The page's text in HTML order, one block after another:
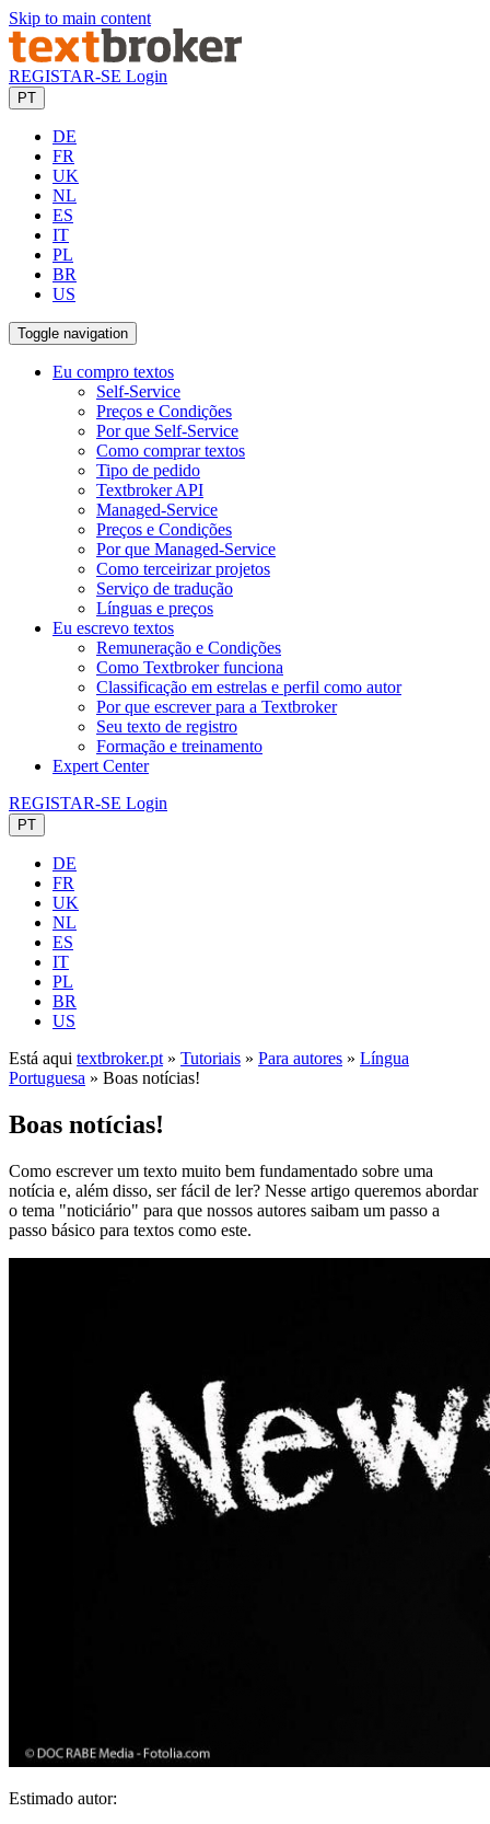
Skip to main content
REGISTAR-SE Login
PT
DE
FR
UK
NL
ES
IT
PL
BR
US
Toggle navigation
Eu compro textos
Self-Service
Preços e Condições
Por que Self-Service
Como comprar textos
Tipo de pedido
Textbroker API
Managed-Service
Preços e Condições
Por que Managed-Service
Como terceirizar projetos
Serviço de tradução
Línguas e preços
Eu escrevo textos
Remuneração e Condições
Como Textbroker funciona
Classificação em estrelas e perfil como autor
Por que escrever para a Textbroker
Seu texto de registro
Formação e treinamento
Expert Center
REGISTAR-SE Login
PT
DE
FR
UK
NL
ES
IT
PL
BR
US
Está aqui textbroker.pt » Tutoriais » Para autores » Língua
Portuguesa » Boas notícias!
Boas notícias!
Como escrever um texto muito bem fundamentado sobre uma
notícia e, além disso, ser fácil de ler? Nesse artigo queremos abordar
o tema "noticiário" para que nossos autores saibam um passo a
passo básico para textos como este.
Estimado autor: